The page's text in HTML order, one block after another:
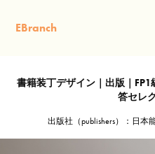
EBranch
書籍装丁デザイン｜出版｜
答セレ
出版社（publishers）：日本